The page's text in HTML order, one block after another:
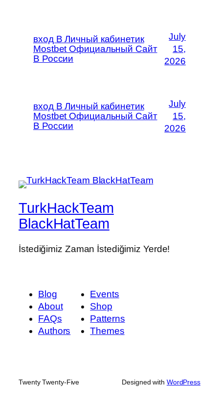
вход В Личный кабинетик
Mostbet Официальный Сайт
В России
July
15,
2026
вход В Личный кабинетик
Mostbet Официальный Сайт
В России
July
15,
2026
TurkHackTeam
BlackHatTeam
İstediğimiz Zaman İstediğimiz Yerde!
Blog
About
FAQs
Authors
Events
Shop
Patterns
Themes
Twenty Twenty-Five Designed with WordPress